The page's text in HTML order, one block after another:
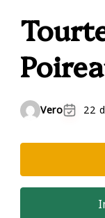
Vero 22